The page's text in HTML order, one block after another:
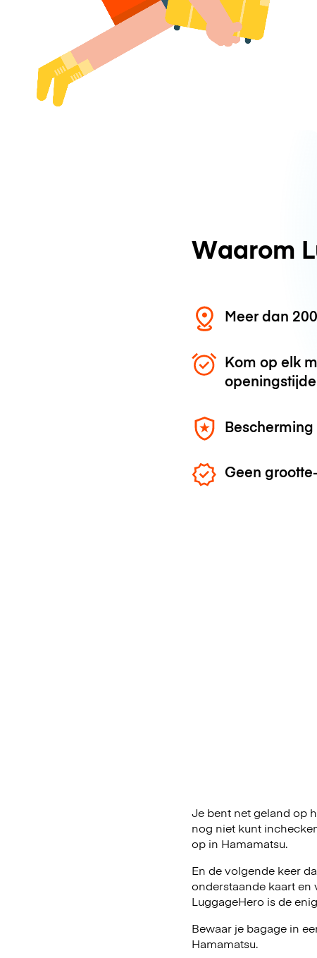
Waarom
Meer dan
Kom op elk
Geen
Je bent net geland op
nog niet kunt
op in Hamamatsu.
En de volgende keer
onderstaande kaart en
LuggageHero is de
Bewaar je bagage in
Hamamatsu.